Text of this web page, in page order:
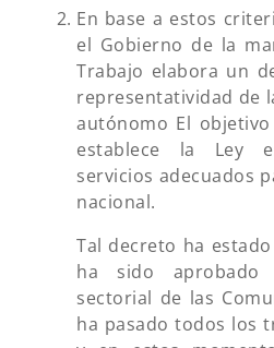
En base a estos
el Gobierno de la
Trabajo elabora un
representatividad de
autónomo El
establece la Ley
servicios adecuados
nacional.
Tal decreto ha
ha sido aprobado
sectorial de las
ha pasado todos los